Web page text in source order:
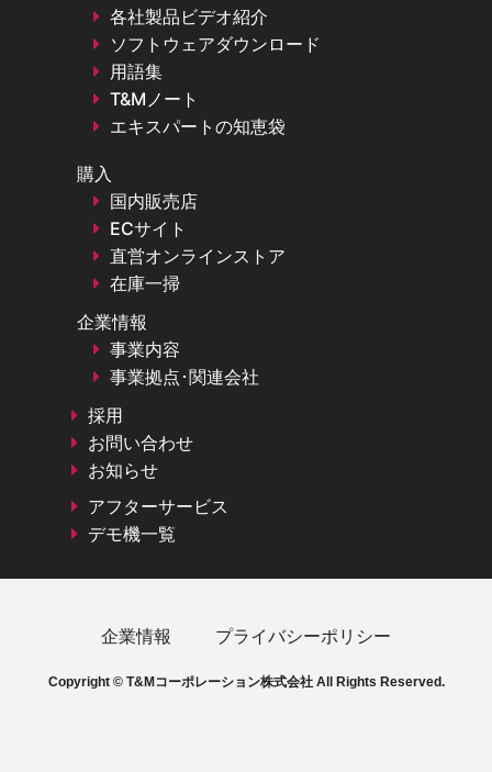
各社製品ビデオ紹介
ソフトウェアダウンロード
用語集
T&Mノート
エキスパートの知恵袋
購入
国内販売店
ECサイト
直営オンラインストア
在庫一掃
企業情報
事業内容
事業拠点･関連会社
採用
お問い合わせ
お知らせ
アフターサービス
デモ機一覧
企業情報 プライバシーポリシー
Copyright © T&Mコーポレーション株式会社 All Rights Reserved.